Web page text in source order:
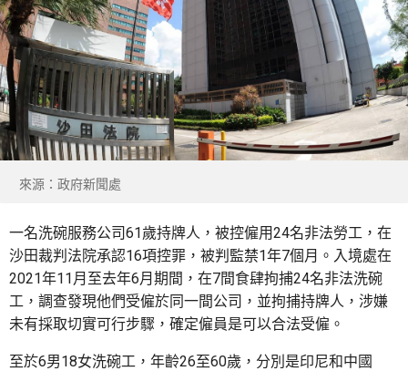
來源：政府新聞處
一名洗碗服務公司61歲持牌人，被控僱用24名非法勞工，在
沙田裁判法院承認16項控罪，被判監禁1年7個月。入境處在
2021年11月至去年6月期間，在7間食肆拘捕24名非法洗碗
工，調查發現他們受僱於同一間公司，並拘捕持牌人，涉嫌
未有採取切實可行步驟，確定僱員是可以合法受僱。
至於6男18女洗碗工，年齡26至60歲，分別是印尼和中國